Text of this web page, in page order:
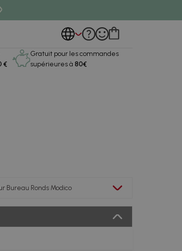
€
Gratuit pour les commandes
supérieures à 80€
Bureau Ronds Modico